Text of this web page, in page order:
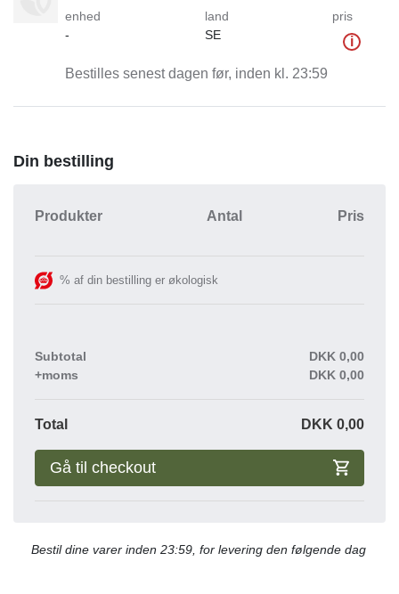
enhed
-
land
SE
pris
i
Bestilles senest dagen før, inden kl. 23:59
Din bestilling
Produkter Antal Pris
% af din bestilling er økologisk
Subtotal DKK 0,00
+moms
DKK 0,00
Total DKK 0,00
Gå til checkout
Bestil dine varer inden 23:59, for levering den følgende dag